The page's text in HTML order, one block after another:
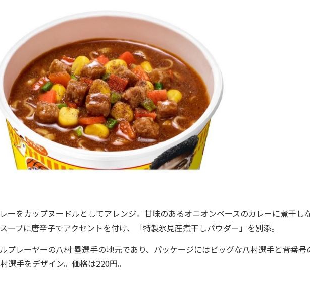
ーをカップヌードルとしてアレンジ。甘味のあるオニオンベースのカレーに煮干し
ープに唐辛子でアクセントを付け、「特製氷見産煮干しパウダー」を別添。
プレーヤーの八村 塁選手の地元であり、パッケージにはビッグな八村選手と背番号
選手をデザイン。価格は220円。